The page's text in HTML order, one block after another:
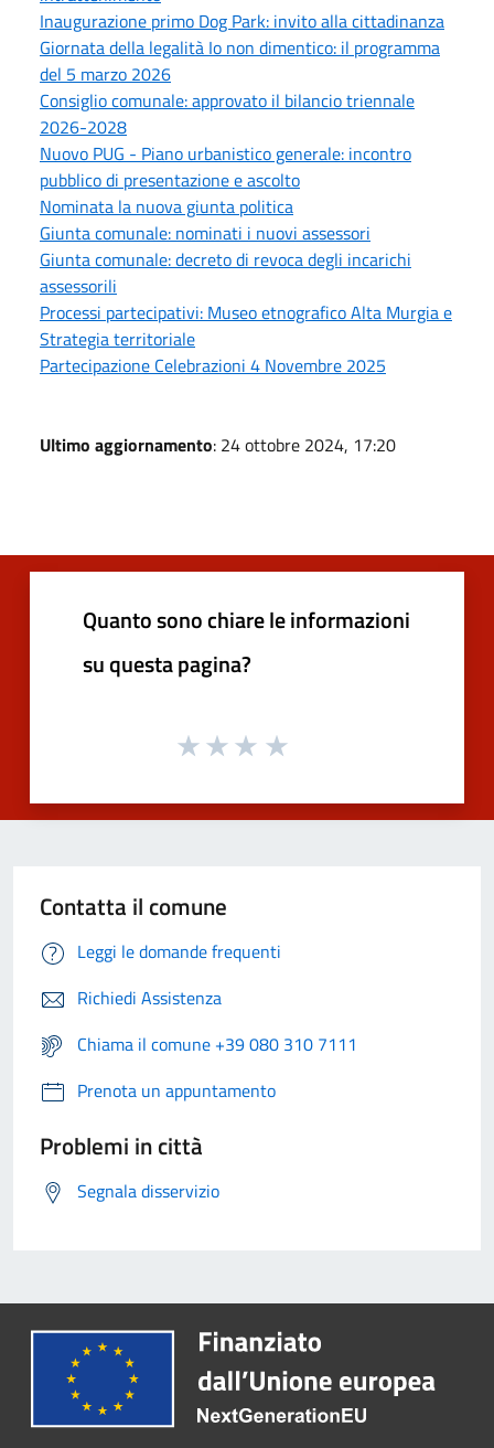
Inaugurazione primo Dog Park: invito alla cittadinanza
Giornata della legalità Io non dimentico: il programma
del 5 marzo 2026
Consiglio comunale: approvato il bilancio triennale
2026-2028
Nuovo PUG - Piano urbanistico generale: incontro
pubblico di presentazione e ascolto
Nominata la nuova giunta politica
Giunta comunale: nominati i nuovi assessori
Giunta comunale: decreto di revoca degli incarichi
assessorili
Processi partecipativi: Museo etnografico Alta Murgia e
Strategia territoriale
Partecipazione Celebrazioni 4 Novembre 2025
Ultimo aggiornamento: 24 ottobre 2024, 17:20
Quanto sono chiare le informazioni
su questa pagina?
Contatta il comune
Leggi le domande frequenti
Richiedi Assistenza
Chiama il comune +39 080 310 7111
Prenota un appuntamento
Problemi in città
Segnala disservizio